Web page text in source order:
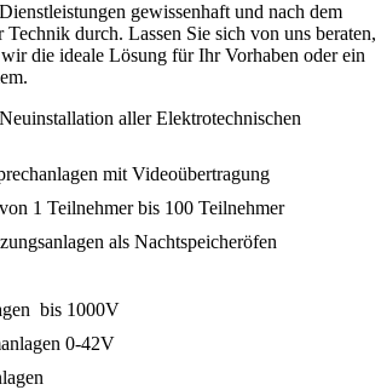
gewissenhaft und nach dem
Technik durch. Lassen Sie sich von uns beraten,
die ideale Lösung für Ihr Vorhaben oder ein
aller Elektrotechnischen
mit Videoübertragung
1 Teilnehmer bis 100 Teilnehmer
als Nachtspeicheröfen
bis 1000V
0-42V